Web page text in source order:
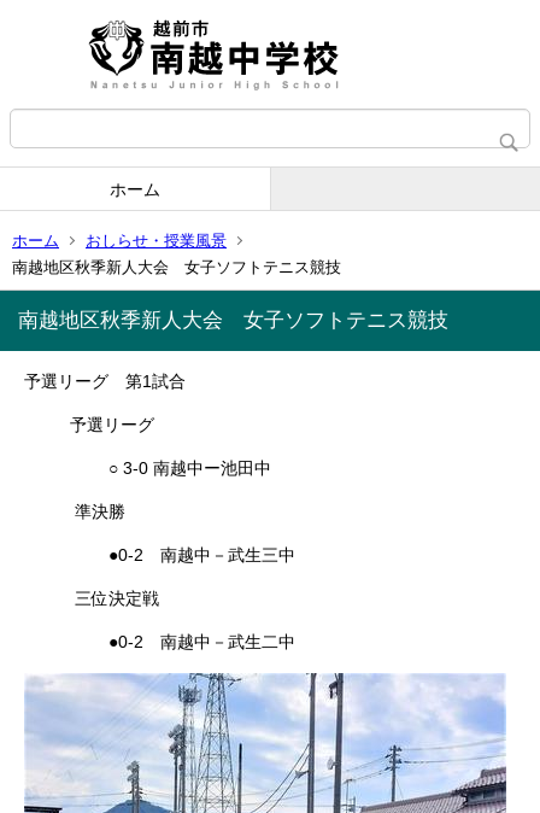
ホーム
ホーム
おしらせ・授業風景
南越地区秋季新人大会 女子ソフトテニス競技
南越地区秋季新人大会 女子ソフトテニス競技
予選リーグ 第1試合
予選リーグ
○ 3-0 南越中ー池田中
準決勝
●0-2 南越中－武生三中
三位決定戦
●0-2 南越中－武生二中